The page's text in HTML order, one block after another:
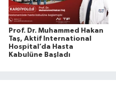
Prof. Dr. Muhammed Hakan
Taş, Aktif International
Hospital’da Hasta
Kabulüne Başladı